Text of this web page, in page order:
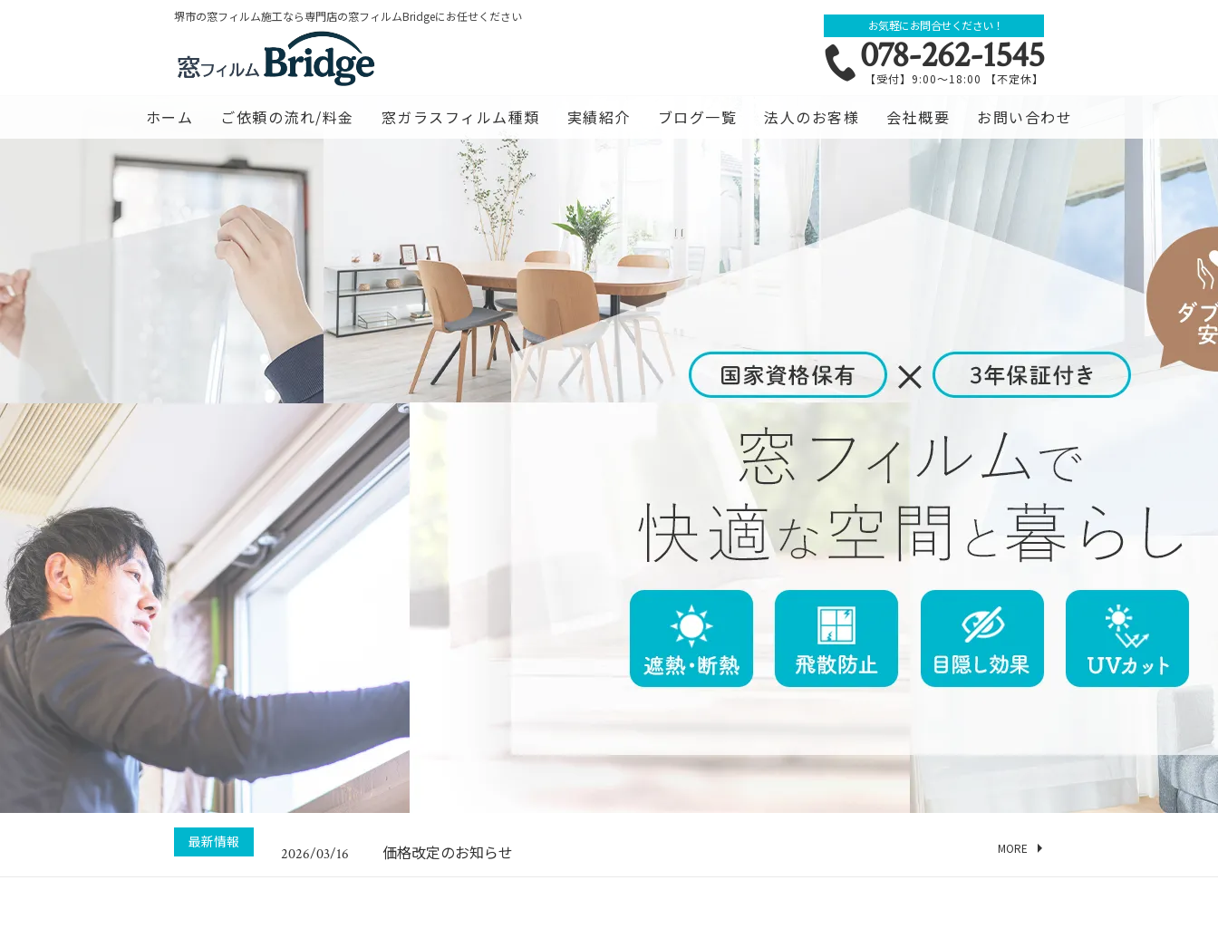
堺市の窓フィルム施工なら専門店の窓フィルムBridgeにお任せください
お気軽にお問合せください！
078-262-1545
【受付】9:00～18:00 【不定休】
ホーム ご依頼の流れ/料金 窓ガラスフィルム種類 実績紹介 ブログ一覧 法人のお客様 会社概要 お問い合わせ
最新情報
2025/08/03 集客サイトでトップランクをいただきました！
2026/08/06 お盆休暇のお知らせ
2026/03/16 価格改定のお知らせ MORE